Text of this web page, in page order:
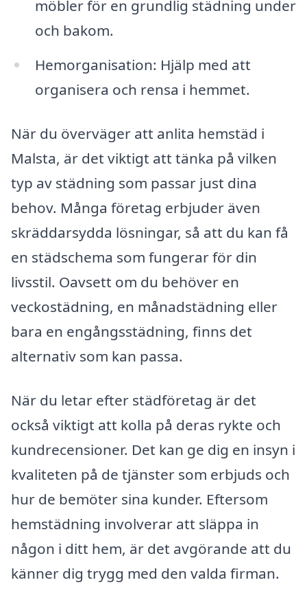
möbler för en grundlig städning under
och bakom.
Hemorganisation: Hjälp med att
organisera och rensa i hemmet.
När du överväger att anlita hemstäd i
Malsta, är det viktigt att tänka på vilken
typ av städning som passar just dina
behov. Många företag erbjuder även
skräddarsydda lösningar, så att du kan få
en städschema som fungerar för din
livsstil. Oavsett om du behöver en
veckostädning, en månadstädning eller
bara en engångsstädning, finns det
alternativ som kan passa.
När du letar efter städföretag är det
också viktigt att kolla på deras rykte och
kundrecensioner. Det kan ge dig en insyn i
kvaliteten på de tjänster som erbjuds och
hur de bemöter sina kunder. Eftersom
hemstädning involverar att släppa in
någon i ditt hem, är det avgörande att du
känner dig trygg med den valda firman.